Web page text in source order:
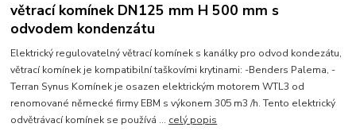
větrací komínek DN125 mm H 500 mm s
odvodem kondenzátu
Elektrický regulovatelný větrací komínek s kanálky pro odvod kondezátu,
větrací komínek je kompatibilní taškovími krytinami: -Benders Palema, -
Terran Synus Komínek je osazen elektrickým motorem WTL3 od
renomované německé firmy EBM s výkonem 305 m3 /h. Tento elektrický
odvětrávací komínek se používá ... celý popis